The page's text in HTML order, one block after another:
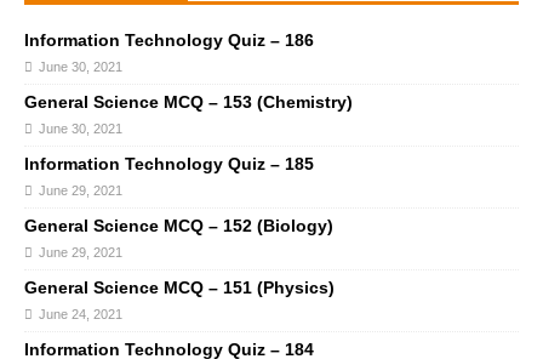
Information Technology Quiz – 186
June 30, 2021
General Science MCQ – 153 (Chemistry)
June 30, 2021
Information Technology Quiz – 185
June 29, 2021
General Science MCQ – 152 (Biology)
June 29, 2021
General Science MCQ – 151 (Physics)
June 24, 2021
Information Technology Quiz – 184